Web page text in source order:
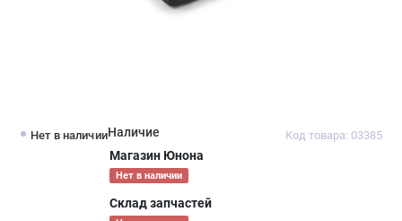
Нет в наличии Код товара: 03385
Наличие
Магазин Юнона
Нет в наличии
Склад запчастей